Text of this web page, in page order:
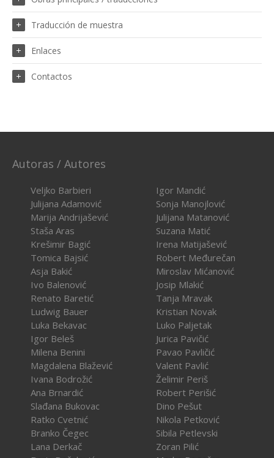
Traducción de muestra
Enlaces
Contactos
Autoras / Autores
Veljko Barbieri
Julijana Adamović
Marija Andrijašević
Staša Aras
Krešimir Bagić
Tomica Bajsić
Asja Bakić
Ivo Balenović
Renato Baretić
Ludwig Bauer
Luka Bekavac
Igor Beleš
Milena Benini
Magdalena Blažević
Ivana Bodrožić
Ana Brnardić
Slađana Bukovac
Ratko Cvetnić
Branko Čegec
Lana Derkač
Igor Mandić
Sonja Manojlović
Julijana Matanović
Suzana Matić
Irena Matijašević
Robert Međurečan
Miroslav Mićanović
Josip Mlakić
Tanja Mravak
Kristian Novak
Luko Paljetak
Jurica Pavičić
Pavao Pavličić
Valent Pavlić
Želimir Periš
Robert Perišić
Dino Pešut
Nikola Petković
Sibila Petlevski
Zoran Pilić